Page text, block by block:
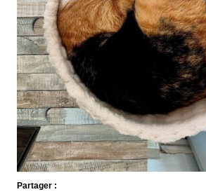
Partager :